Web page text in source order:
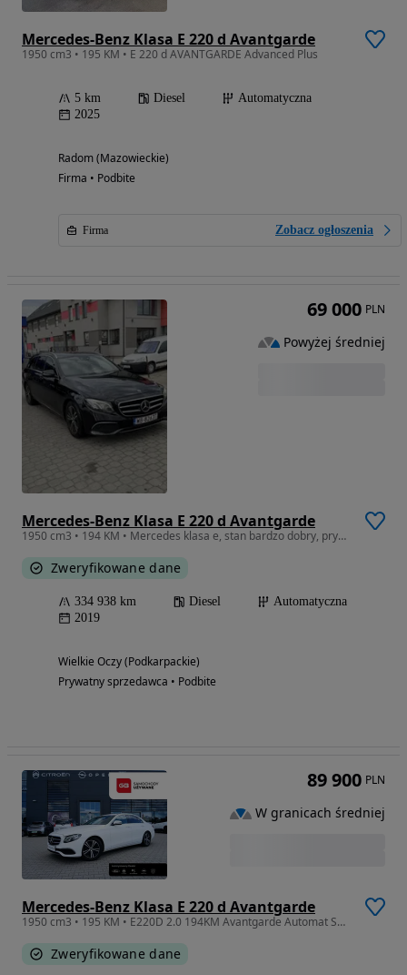
Mercedes-Benz Klasa E 220 d Avantgarde
1950 cm3 • 195 KM • E 220 d AVANTGARDE Advanced Plus
5 km Diesel
Automatyczna
2025
Radom (Mazowieckie)
Firma • Podbite
Firma Zobacz ogłoszenia
Mercedes-Benz Klasa E 220 d Avantgarde
1950 cm3 • 194 KM • Mercedes klasa e, stan bardzo dobry, prywatny właściciel
Zweryfikowane dane
334 938 km Diesel
Automatyczna
2019
Wielkie Oczy (Podkarpackie)
Prywatny sprzedawca • Podbite
69 000 PLN
Powyżej średniej
Mercedes-Benz Klasa E 220 d Avantgarde
1950 cm3 • 195 KM • E220D 2.0 194KM Avantgarde Automat SalonPL FVMarża
Zweryfikowane dane
89 900 PLN
W granicach średniej